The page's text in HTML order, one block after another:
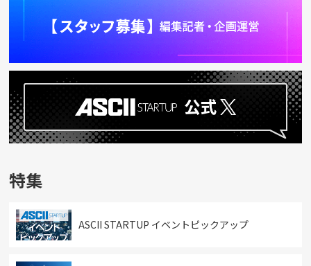
特集
ASCII STARTUP イベントピックアップ